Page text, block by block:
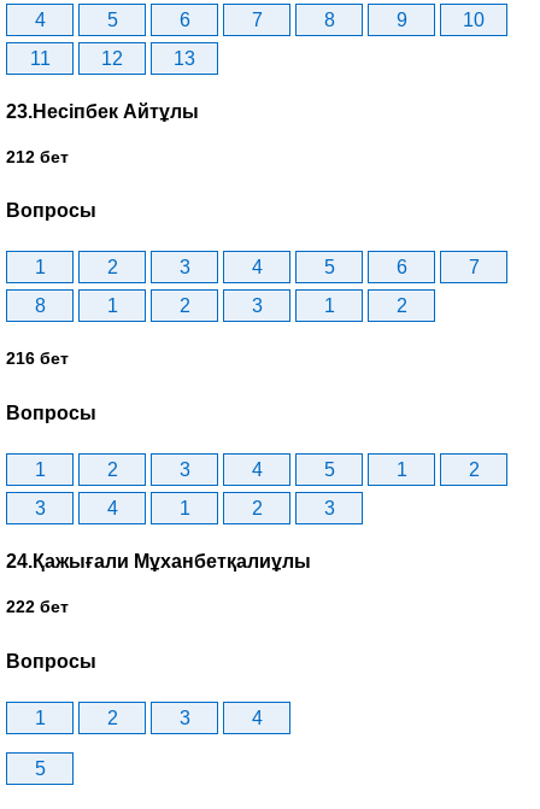
4 5 6 7 8 9
10
11
12 13
23.Несіпбек Айтұлы
212 бет
Вопросы
1 2 3 4 5 6
7
8
1 2 3 1 2
216 бет
Вопросы
1 2 3 4 5 1
2
3
4 1 2 3
24.Қажығали Мұханбетқалиұлы
222 бет
Вопросы
1 2 3 4
5